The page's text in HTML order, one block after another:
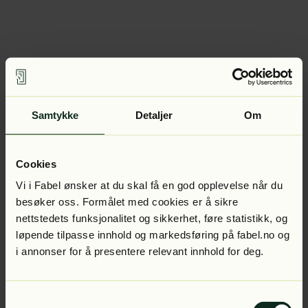
Samtykke Detaljer Om
Cookies
Vi i Fabel ønsker at du skal få en god opplevelse når du
besøker oss. Formålet med cookies er å sikre
nettstedets funksjonalitet og sikkerhet, føre statistikk, og
løpende tilpasse innhold og markedsføring på fabel.no og
i annonser for å presentere relevant innhold for deg.